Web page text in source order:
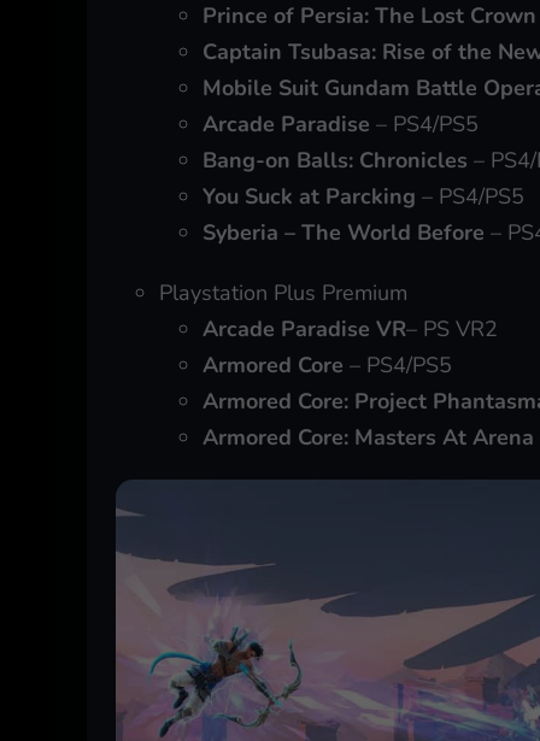
Prince of Persia: The Lost Crown
Captain Tsubasa: Rise of the
Mobile Suit Gundam Battle
Arcade Paradise – PS4/PS5
Bang-on Balls: Chronicles –
You Suck at Parcking – PS4/PS5
Syberia – The World Before –
Playstation Plus Premium
Arcade Paradise VR– PS VR2
Armored Core – PS4/PS5
Armored Core: Project
Armored Core: Masters At Arena